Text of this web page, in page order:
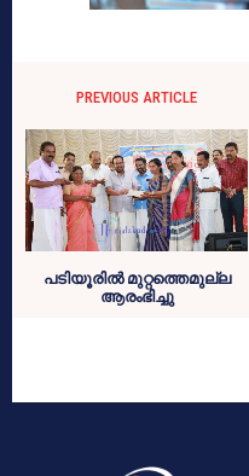
PREVIOUS ARTICLE
പടിയൂരില്‍ മുറ്റത്തെമുല്ല
ആരംഭിച്ചു